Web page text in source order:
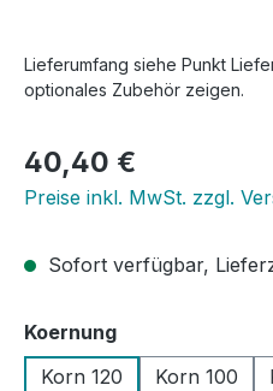
Lieferumfang siehe Punkt
optionales Zubehör zeigen.
Regulärer Preis:
40,40 €
Preise inkl. MwSt. zzgl.
Sofort verfügbar,
Koernungauswählen
Korn 120
Korn 100